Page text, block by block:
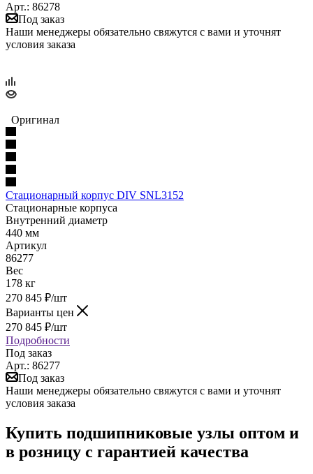
Арт.: 86278
Под заказ
Наши менеджеры обязательно свяжутся с вами и уточнят
условия заказа
Оригинал
Стационарный корпус DIV SNL3152
Стационарные корпуса
Внутренний диаметр
440 мм
Артикул
86277
Вес
178 кг
270 845 ₽/шт
Варианты цен
270 845 ₽/шт
Подробности
Под заказ
Арт.: 86277
Под заказ
Наши менеджеры обязательно свяжутся с вами и уточнят
условия заказа
Купить подшипниковые узлы оптом и
в розницу с гарантией качества